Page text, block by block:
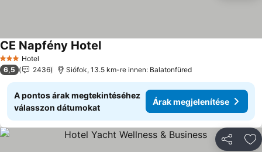
3 Kategória
Hotel
CE Napfény HotelÁrak megjelenítése
6,5 2436 Siófok, 13.5 km-re innen: Balatonfüred
A pontos árak megtekintéséhez
válasszon dátumokat
Árak megjelenítése